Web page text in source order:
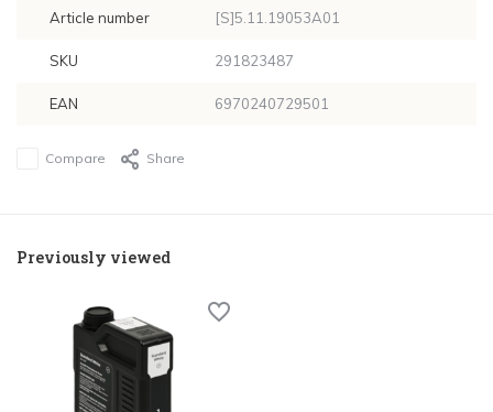
Article number [S]5.11.19053A01
SKU 291823487
EAN 6970240729501
Compare Share
Previously viewed